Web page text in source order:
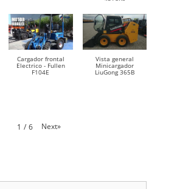
Cargador frontal
Electrico - Fullen
F104E
Vista general
Minicargador
LiuGong 365B
1 / 6 Next»